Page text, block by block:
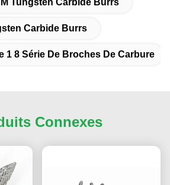
Carbide Burrs
1 8 Série De Broches De Carbure
Connexes